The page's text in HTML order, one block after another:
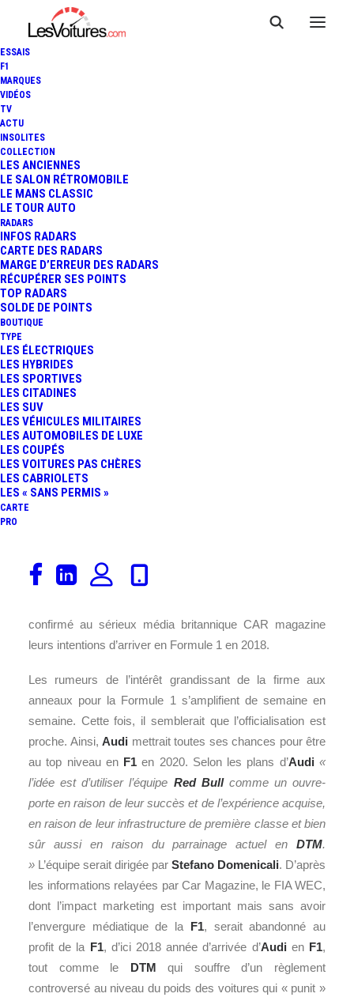
ESSAIS
F1
MARQUES
VIDÉOS
TV
ACTU
INSOLITES
COLLECTION
LES ANCIENNES
LE SALON RÉTROMOBILE
LE MANS CLASSIC
LE TOUR AUTO
RADARS
INFOS RADARS
CARTE DES RADARS
MARGE D’ERREUR DES RADARS
RÉCUPÉRER SES POINTS
TOP RADARS
SOLDE DE POINTS
BOUTIQUE
TYPE
LES ÉLECTRIQUES
LES HYBRIDES
LES SPORTIVES
LES CITADINES
LES SUV
LES VÉHICULES MILITAIRES
LES AUTOMOBILES DE LUXE
LES COUPÉS
LES VOITURES PAS CHÈRES
LES CABRIOLETS
LES « SANS PERMIS »
CARTE
PRO
2018 AVEC RED BULL APRÈS
AVOIR QUITTÉ LE FIA WEC ET
2 Minutes
Décidément, l’actualité automobile de ces derniers jours
est monopolisée par l’Allemagne. C’est d’ailleurs lors du
confirmé au sérieux média britannique CAR magazine
leurs intentions d’arriver en Formule 1 en 2018.
Les rumeurs de l’intérêt grandissant de la firme aux
anneaux pour la Formule 1 s’amplifient de semaine en
semaine. Cette fois, il semblerait que l’officialisation est
proche. Ainsi, Audi mettrait toutes ses chances pour être
au top niveau en F1 en 2020. Selon les plans d’Audi «
l’idée est d’utiliser l’équipe Red Bullcomme un ouvre-
porte en raison de leur succès et de l’expérience acquise,
en raison de leur infrastructure de première classe et bien
sûr aussi en raison du parrainage actuel en DTM.
» L’équipe serait dirigée par Stefano Domenicali. D’après
les informations relayées par Car Magazine, le FIA WEC,
dont l’impact marketing est important mais sans avoir
l’envergure médiatique de la F1, serait abandonné au
profit de la F1, d’ici 2018 année d’arrivée d’Audi en F1,
tout comme le DTM qui souffre d’un règlement
controversé au niveau du poids des voitures qui « punit »